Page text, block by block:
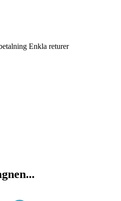
Enkla returer